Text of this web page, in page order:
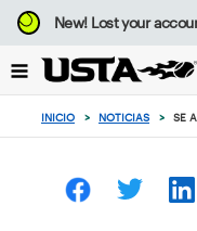
Enfoque
desde
botón
volver
principio
New!Lost your
INICIO > NOTICIAS > SE